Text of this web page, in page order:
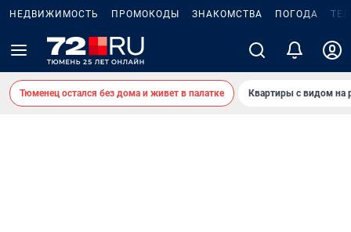
НЕДВИЖИМОСТЬ ПРОМОКОДЫ ЗНАКОМСТВА ПОГОДА
Тюменец остался без дома и живет в палатке Квартиры с видом на